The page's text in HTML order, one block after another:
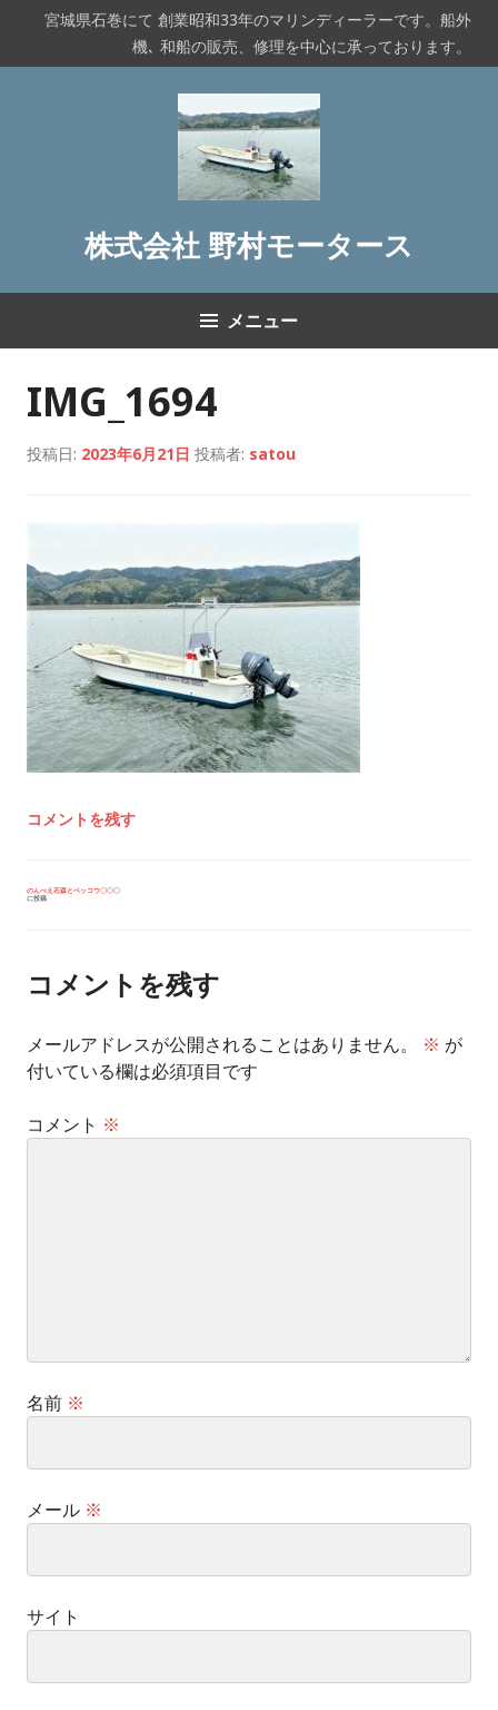
テ
宮城県石巻にて 創業昭和33年のマリンディーラーです。船外
機､ 和船の販売、修理を中心に承っております。
株式会社 野村モータース
メニュー
IMG_1694
投稿日: 2023年6月21日 投稿者: satou
コメントを残す
投
シ
ョ
のんべえ石森とベッコウ〇〇〇
に投稿
コメントを残す
メールアドレスが公開されることはありません。 ※ が
付いている欄は必須項目です
コメント ※
名前 ※
メール ※
サイト